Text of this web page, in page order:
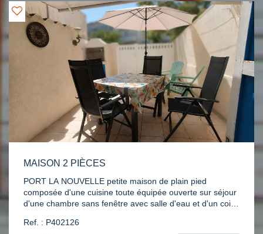
P397726. Contact Katia 06.69.93.91.33
MAISON 2 PIÈCES
PORT LA NOUVELLE petite maison de plain pied
composée d'une cuisine toute équipée ouverte sur séjour
d'une chambre sans fenêtre avec salle d'eau et d'un coin
Terrasse, Petit cabanon en dur. Clim réversible. DPE C.
Ref. : P402126